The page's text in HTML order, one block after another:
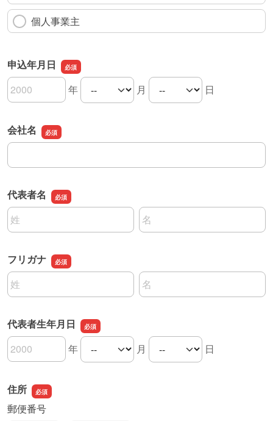
個人事業主
申込年月日
申込年月日の年
年
申込年月日の月 月
申込年月日の日 日
会社名
会社名
代表者名
名前の姓
名前の名
フリガナ
名前の姓
名前の名
代表者生年月日
代表者生年月日の年
年
代表者生年月日の月 月
代表者生年月日の日 日
住所
郵便番号